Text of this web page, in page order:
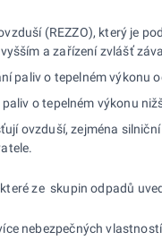
(REZZO), který je
a zařízení zvlášť
o tepelném
o tepelném výkonu
ovzduší, zejména
ze skupin odpadů
nebezpečných